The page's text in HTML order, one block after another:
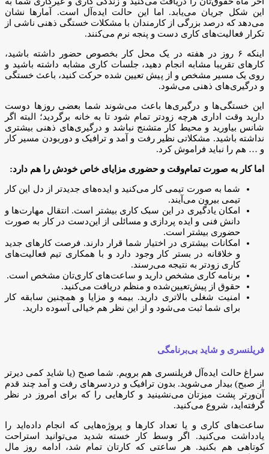
این شکل جریان می‌یابد. اما این حالت ایده‌آل است. آمارها نشان
می‌دهد که درصد بزرگی از کارمندان با مشکلات خستگی ذهنی ناشی از
تکرار فعالیت‌های کاری دست و پنجه نرم می‌کنند.
اینکه ۶ روز در هفته در یک محل کار بخصوص حضور داشته باشید،
کارهای تقریبا مشابه انجام دهید، جلسات کاری مشابه داشته باشید و
روی یک مسیر مشخص و از پیش تعیین شده حرکت کنید، باعث خستگی
و درگیری‌های ذهنی می‌شود.
این خستگی‌ها و درگیری‌ها باعث می‌شوند شما بعضی روزها دوست
دارید وقت اداری هر‌چه زودتر تمام شود تا به خانه برگردید؛ البته اگر
شانس بیاورید و محیط کار متشنج نباشد و درگیری‌های ذهنی بیشتری
نداشته باشید. مشکلاتی نظیر رفت و آمد و ترافیک و دور‌بودن مسیر کار
و … هم را نباید فراموش کرد.
اما کار به صورت تمام‌وقت و حضوری مزایای خاص خودش را هم دارد:
شما به صورت تیمی کار می‌کنید و ایده‌های جدیدتر از دل این کار
تیمی بیرون می‌آیند.
امکان یادگیری در این سبک کاری بیشتر است. انتقال مهارت‌ها و
دانش‌ فنی و ایده‌ پردازی و مسائلی از این‌دست در کار به صورت
حضوری بیشتر است.
امکانات بیشتری در اختیار شما قرار دارند. فرصت کارهای جدید
و خلاقانه در بستر کار وجود دارد و با همکاری تیم فعالیت‌های
کاری زودتر به نتیجه می‌رسند.
برنامه‌‌ کاری مشخص دارید و ساعت‌های کاری‌تان مشخص است.
حقوق از پیش‌‌تعیین‌شده و منظم دریافت می‌کنید.
امنیت شغلی بالاتری دارید. بیمه و مزایا و همچنین سابقه کار
برای شما ثبت می‌شود و از این نظر هم خیالی آسوده‌ دارید.
فریلنسری و شاید بی‌برنامگی
سراغ حالت ایده‌آل فریلنسری هم برویم. شما صبح (یا شاید کمی دیرتر
از صبح) بیدار می‌شوید. بدون ترافیک و دردسرهای رفت و آمد چند قدم
آن‌ورتر پشت میزتان می‌نشینید و کارهایی را که برای امروز در نظر
گرفته‌اید، شروع می‌کنید.
ساعت‌های کاری و یا تعداد کارها و پروژه‌هایی که انجام داده‌اید را
یادداشت می‌کنید. اگر وسط کار خسته شدید می‌توانید استراحت
کوتاهی هم بکنید. هر ساعتی که کارتان تمام شد، ادامه روز مال